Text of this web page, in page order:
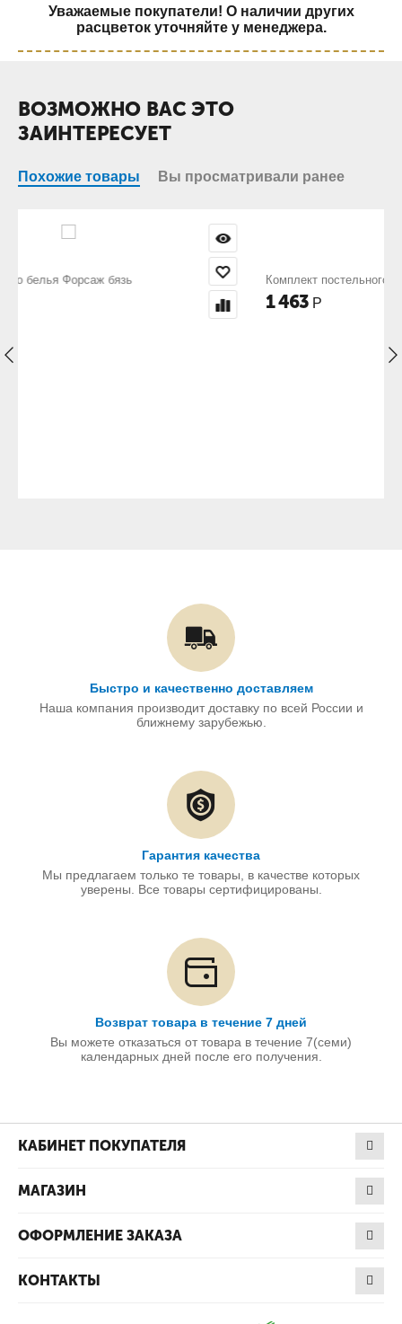
Уважаемые покупатели! О наличии других
расцветок уточняйте у менеджера.
ВОЗМОЖНО ВАС ЭТО
ЗАИНТЕРЕСУЕТ
Похожие товары Вы просматривали ранее
Комплект постельного белья Форвард бязь
Быстро и качественно доставляем
Наша компания производит доставку по всей России и
ближнему зарубежью.
Гарантия качества
Мы предлагаем только те товары, в качестве которых
уверены. Все товары сертифицированы.
Возврат товара в течение 7 дней
Вы можете отказаться от товара в течение 7(семи)
календарных дней после его получения.
КАБИНЕТ ПОКУПАТЕЛЯ
МАГАЗИН
ОФОРМЛЕНИЕ ЗАКАЗА
КОНТАКТЫ